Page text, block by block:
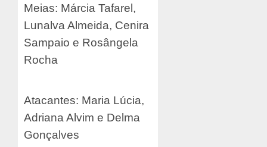
Meias: Márcia Tafarel,
Lunalva Almeida, Cenira
Sampaio e Rosângela
Rocha
Atacantes: Maria Lúcia,
Adriana Alvim e Delma
Gonçalves